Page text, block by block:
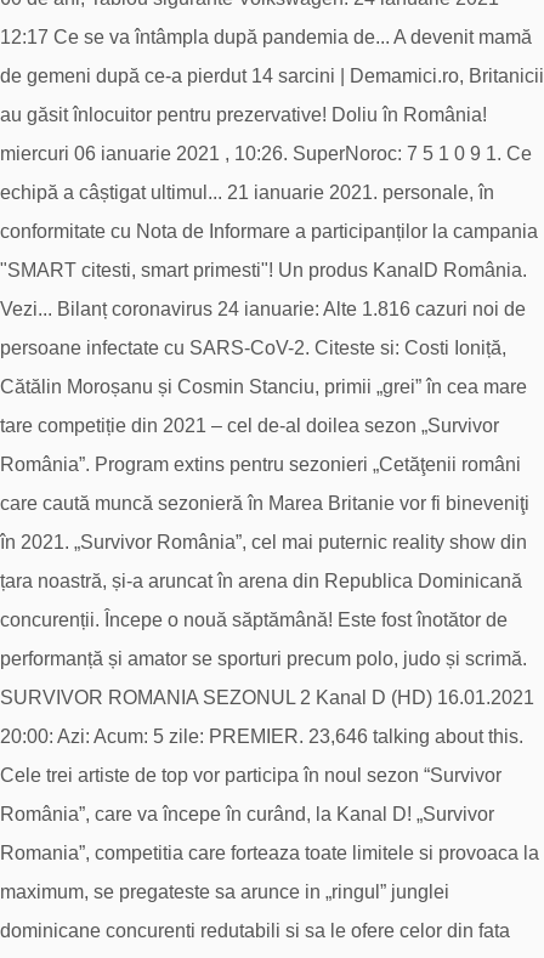
12:17 Ce se va întâmpla după pandemia de... A devenit mamă
de gemeni după ce-a pierdut 14 sarcini | Demamici.ro, Britanicii
au găsit înlocuitor pentru prezervative! Doliu în România!
miercuri 06 ianuarie 2021 , 10:26. SuperNoroc: 7 5 1 0 9 1. Ce
echipă a câștigat ultimul... 21 ianuarie 2021. personale, în
conformitate cu Nota de Informare a participanților la campania
"SMART citesti, smart primesti"! Un produs KanalD România.
Vezi... Bilanț coronavirus 24 ianuarie: Alte 1.816 cazuri noi de
persoane infectate cu SARS-CoV-2. Citeste si: Costi Ioniță,
Cătălin Moroșanu și Cosmin Stanciu, primii „grei” în cea mare
tare competiție din 2021 – cel de-al doilea sezon „Survivor
România”. Program extins pentru sezonieri „Cetăţenii români
care caută muncă sezonieră în Marea Britanie vor fi bineveniţi
în 2021. „Survivor România”, cel mai puternic reality show din
țara noastră, și-a aruncat în arena din Republica Dominicană
concurenții. Începe o nouă săptămână! Este fost înotător de
performanță și amator se sporturi precum polo, judo și scrimă.
SURVIVOR ROMANIA SEZONUL 2 Kanal D (HD) 16.01.2021
20:00: Azi: Acum: 5 zile: PREMIER. 23,646 talking about this.
Cele trei artiste de top vor participa în noul sezon “Survivor
România”, care va începe în curând, la Kanal D! „Survivor
Romania”, competitia care forteaza toate limitele si provoaca la
maximum, se pregateste sa arunce in „ringul” junglei
dominicane concurenti redutabili si sa le ofere celor din fata